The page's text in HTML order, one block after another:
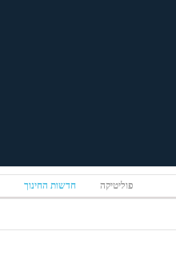
פוליטיקה חדשות החינוך